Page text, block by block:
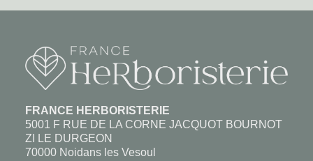
FRANCE HERBORISTERIE
5001 F RUE DE LA CORNE JACQUOT BOURNOT
ZI LE DURGEON
70000 Noidans les Vesoul